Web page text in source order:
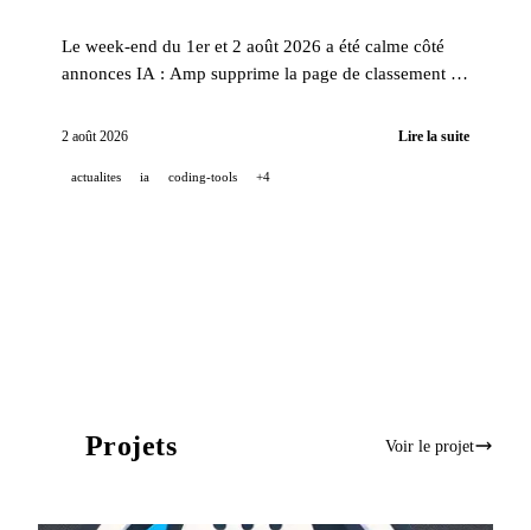
Le week-end du 1er et 2 août 2026 a été calme côté
annonces IA : Amp supprime la page de classement de
ses streams Twitch sont numéro 1 de la catégorie tech.
2 août 2026 Lire la suite
actualites ia coding-tools +4
Projets Voir le projet